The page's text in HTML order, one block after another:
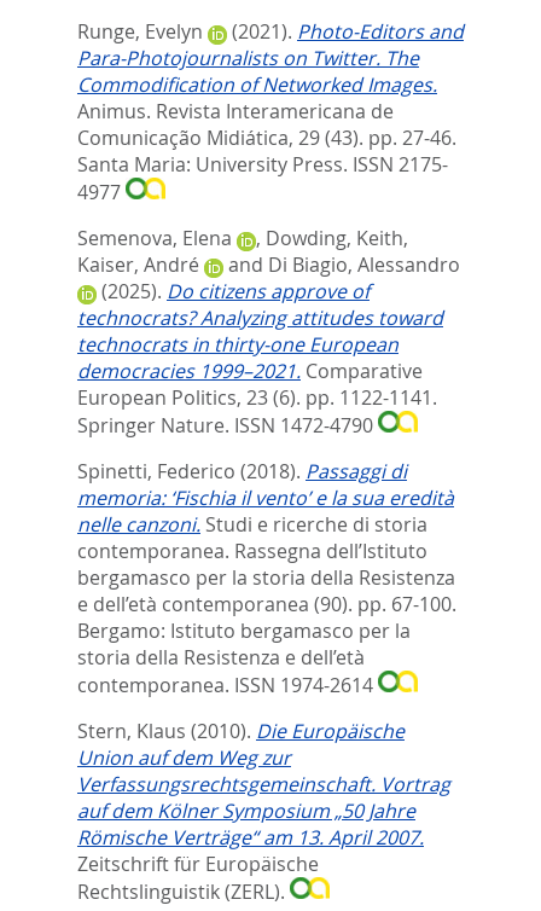
Runge, Evelyn
(2021). Photo-Editors and
Para-Photojournalists on Twitter. The
Commodification of Networked Images.
Animus. Revista Interamericana de
Comunicação Midiática, 29 (43). pp. 27-46.
Santa Maria: University Press. ISSN 2175-
4977
Semenova, Elena
, Dowding, Keith,
Kaiser, André
and Di Biagio, Alessandro
(2025). Do citizens approve of
technocrats? Analyzing attitudes toward
technocrats in thirty-one European
democracies 1999–2021. Comparative
European Politics, 23 (6). pp. 1122-1141.
Springer Nature. ISSN 1472-4790
Spinetti, Federico (2018). Passaggi di
memoria: ‘Fischia il vento’ e la sua eredità
nelle canzoni. Studi e ricerche di storia
contemporanea. Rassegna dell’Istituto
bergamasco per la storia della Resistenza
e dell’età contemporanea (90). pp. 67-100.
Bergamo: Istituto bergamasco per la
storia della Resistenza e dell’età
contemporanea. ISSN 1974-2614
Stern, Klaus (2010). Die Europäische
Union auf dem Weg zur
Verfassungsrechtsgemeinschaft. Vortrag
auf dem Kölner Symposium „50 Jahre
Römische Verträge“ am 13. April 2007.
Zeitschrift für Europäische
Rechtslinguistik (ZERL).